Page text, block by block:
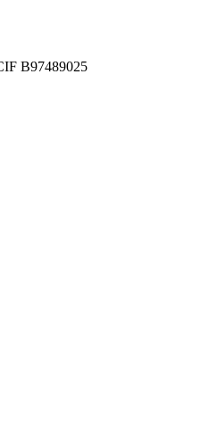
B97489025